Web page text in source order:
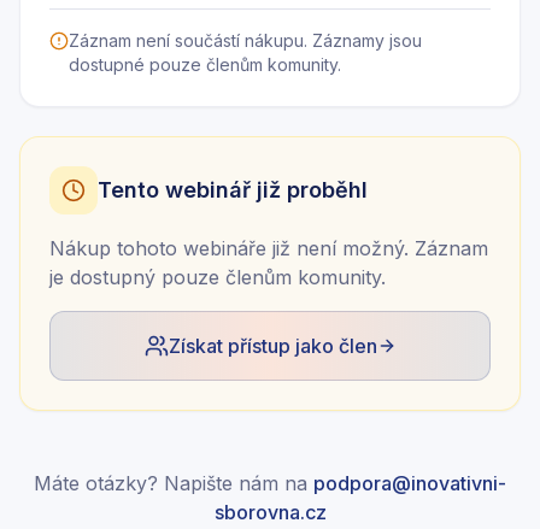
Záznam není součástí nákupu. Záznamy jsou
dostupné pouze členům komunity.
Tento webinář již proběhl
Nákup tohoto webináře již není možný. Záznam
je dostupný pouze členům komunity.
Získat přístup jako člen
Máte otázky? Napište nám na podpora@inovativni-
sborovna.cz